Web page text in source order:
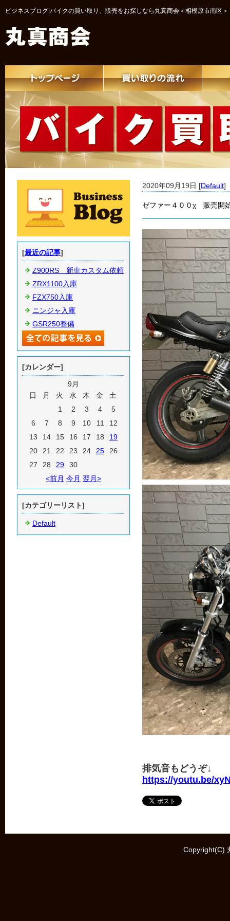
ビジネスブログ|バイクの買い取り、販売をお探しなら丸真商会＜相模原市南区＞
2020年09月19日 [Default]
ゼファー４００χ 販売開
排気音もどうぞ↓
https://youtu.be/
[最近の記事]
Z900RS 新車カスタム依頼
ZRX1100入庫
FZX750入庫
ニンジャ入庫
GSR250整備
[カレンダー]
9月
日
月 火 水 木 金
土
1
2 3 4
5
6
7 8 9 10 11
12
13
14 15 16 17 18
19
20
21 22 23 24 25
26
27
28 29
30
<前月 今月 翌月>
[カテゴリーリスト]
Default
Copyright(C)